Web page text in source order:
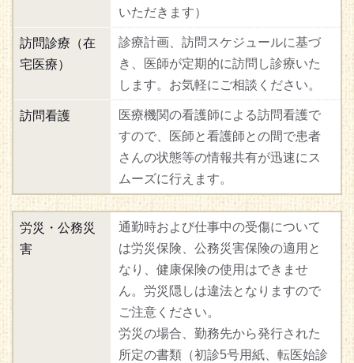
いただきます）
訪問診療（在
宅医療）
診療計画、訪問スケジュールに基づ
き、医師が定期的に訪問し診療いた
します。お気軽にご相談ください。
訪問看護
医療機関の看護師による訪問看護で
すので、医師と看護師との間で患者
さんの状態等の情報共有が迅速にス
ムーズに行えます。
労災・公務災
害
通勤時および仕事中の受傷について
は労災保険、公務災害保険の適用と
なり、健康保険の使用はできませ
ん。労災隠しは違法となりますので
ご注意ください。
労災の場合、勤務先から発行された
所定の書類（初診5号用紙、転医始診